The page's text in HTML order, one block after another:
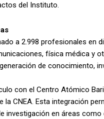
del Instituto.
a 2.998 profesionales en
física médica y
de conocimiento,
con el Centro Atómico
CNEA. Esta integración
en áreas como